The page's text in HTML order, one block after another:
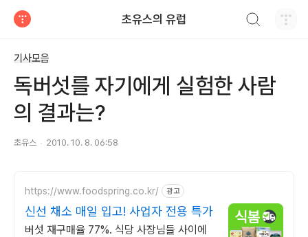
초유스의 유럽
기사모음
독버섯를 자기에게 실험한 사람
의 결과는?
초유스 2010. 10. 8. 06:58
https://www.foodspring.co.kr/ 광고
신선 채소 매일 입고! 사업자 전용 특가
버섯 재구매율 77%. 식당 사장님들 사이에